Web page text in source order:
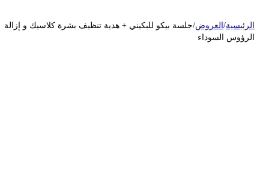
/العروض جلسة بيكو للبكيني + هدية تنظيف بشرة كلاسيك و إزالة
السوداء